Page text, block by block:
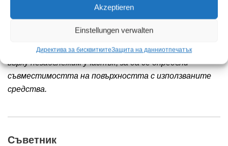
Akzeptieren
Einstellungen verwalten
Директива за бисквиткитеЗащита на данниотпечатък
нанасянето на нашите нано-покрития и импрегнации.
По принцип при всяко почистване и запечатване на
повърхността винаги трябва да се провежда тест
върху незабележим участък, за да се определи
съвместимостта на повърхността с използваните
средства.
Съветник